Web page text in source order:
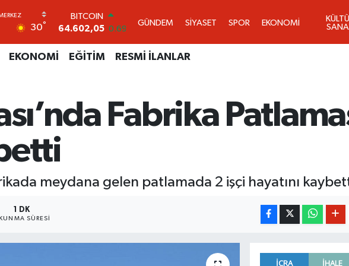
30°
DOLAR
47,5986 0.06
55,0700
0.1
6513.94
0.32
BİST100
13.768
48
GÜNDEM SİYASET SPOR EKONOMİ
EKONOMİ EĞİTİM RESMİ İLANLAR
Fabrika
meydana gelen patlamada 2 işçi hayatını
1 DK
SÜRESI